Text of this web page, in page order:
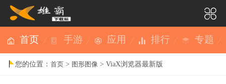
首页 手游 应用 排行 专题
您的位置：首页 > 图形图像 > ViaX浏览器最新版